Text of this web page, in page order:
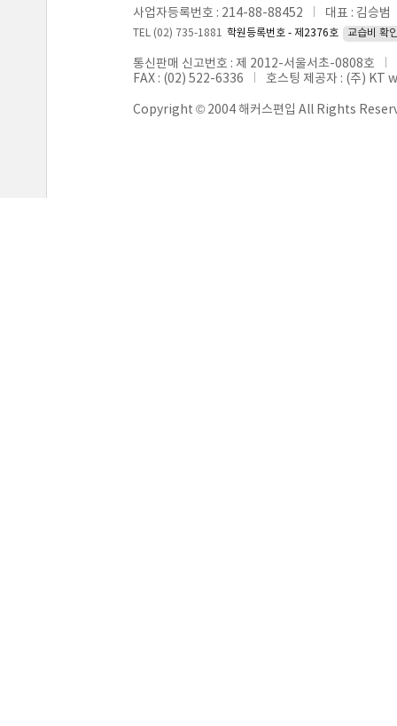
사업자등록번호 : 214-88-88452 대표 : 김승범
TEL (02) 735-1881 학원등록번호 - 제2376호 교습비 확
통신판매 신고번호 : 제 2012-서울서초-0808호
FAX : (02) 522-6336
호스팅 제공자 : (주)
Copyright © 2004 해커스편입 All Rights